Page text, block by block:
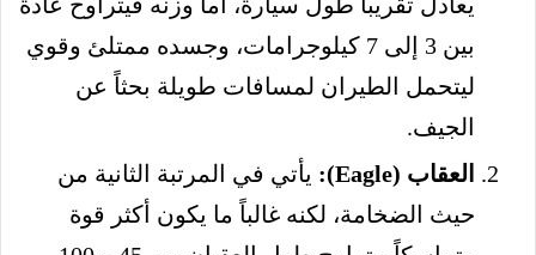
بين 3 إلى 7 كيلوجرامات، وجسده ممتلئ وقوي
ليتحمل الطيران لمسافات طويلة بحثاً عن
الجيف.
العقاب (Eagle):
يأتي في المرتبة الثانية من
حيث الضخامة، لكنه غالباً ما يكون أكثر قوة